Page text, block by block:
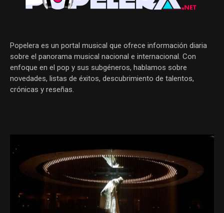
Popelera es un portal musical que ofrece información diaria
sobre el panorama musical nacional e internacional. Con
enfoque en el pop y sus subgéneros, hablamos sobre
novedades, listas de éxitos, descubrimiento de talentos,
crónicas y reseñas.